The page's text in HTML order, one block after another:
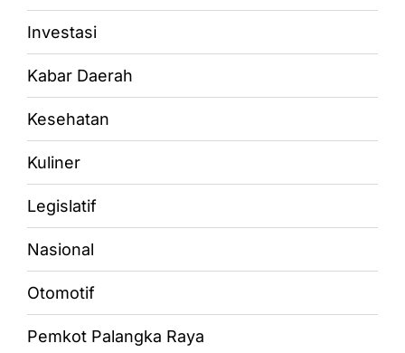
Investasi
Kabar Daerah
Kesehatan
Kuliner
Legislatif
Nasional
Otomotif
Pemkot Palangka Raya